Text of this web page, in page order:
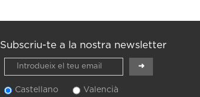
Subscriu-te a la nostra newsletter
Castellano Valencià